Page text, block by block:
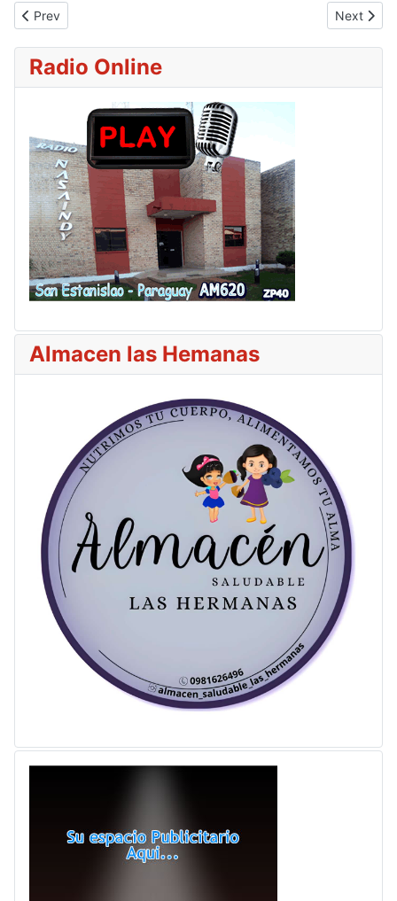
Previous article: Comisión especial de Diputados dará este
Prev Next
Next
Radio Online
Almacen las Hemanas